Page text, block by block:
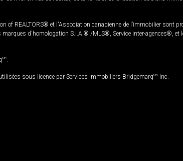
of REALTORS® et l'Association canadienne de l’immobilier sont
d'homologation S.I.A.® /MLS®, Service inter-agences®,
MD
sous licence par Services immobiliers BridgemarqMD Inc.